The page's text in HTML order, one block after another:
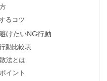
るコツ
けたいNG行動
動比較表
法とは
イント